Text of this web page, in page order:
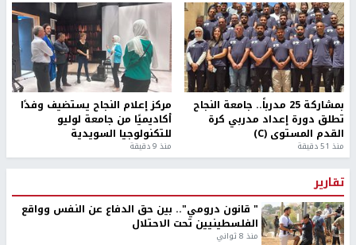
بمشاركة 25 مدرباً.. جامعة النجاح
تطلق دورة إعداد مدربي كرة
القدم المستوى (C)
منذ 51 دقيقة
مركز إعلام النجاح يستضيف وفدًا
أكاديميًا من جامعة لوليو
للتكنولوجيا السويدية
منذ 9 دقيقة
تقارير
" قانون درومي".. بين حق الدفاع عن النفس وواقع
الفلسطينيين تحت الاحتلال
منذ 8 ثواني